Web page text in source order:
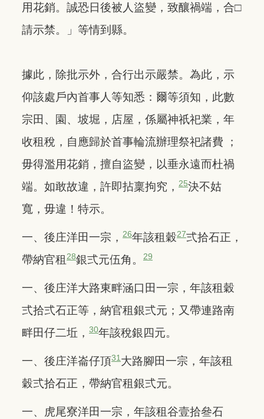
用花銷。誠恐日後被人盜變，致釀禍端，合□
請示禁。」等情到縣。
據此，除批示外，合行出示嚴禁。為此，示
仰該處戶內首事人等知悉：爾等須知，此數
宗田、園、坡堀，店屋，係屬神祇祀業，年
收租稅，自應歸於首事輪流辦理祭祀諸費 ；
毋得濫用花銷，擅自盜變，以垂永遠而杜禍
端。如敢故違，許即拈稟拘究， 25決不姑
寬，毋違！特示。
一、後庄洋田一宗， 26年該租穀27弍拾石正，
帶納官租 28銀弍元伍角。 29
一、後庄洋大路東畔涵口田一宗，年該租穀
弍拾弍石正等，納官租銀弍元；又帶連路南
畔田仔二坵， 30年該稅銀四元。
一、後庄洋崙仔頂31 大路腳田一宗，年該租
穀弍拾石正，帶納官租銀弍元。
一、虎尾寮洋田一宗，年該租谷壹拾叄石